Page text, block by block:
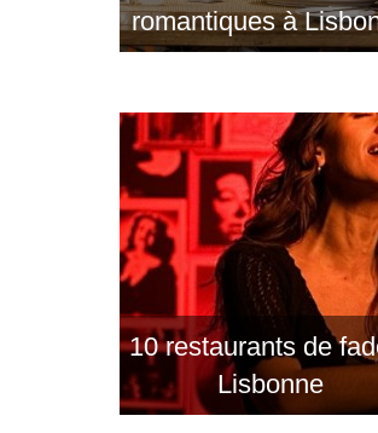
romantiques à
10 restaurants de
Lisbonne